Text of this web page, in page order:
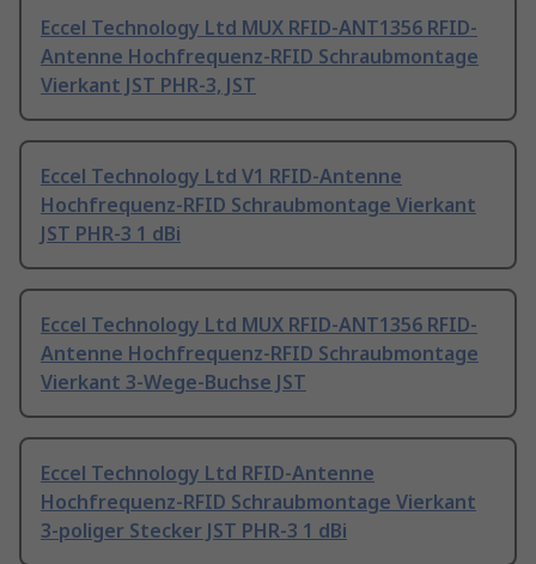
Eccel Technology Ltd MUX RFID-ANT1356 RFID-
Antenne Hochfrequenz-RFID Schraubmontage
Vierkant JST PHR-3, JST
Eccel Technology Ltd V1 RFID-Antenne
Hochfrequenz-RFID Schraubmontage Vierkant
JST PHR-3 1 dBi
Eccel Technology Ltd MUX RFID-ANT1356 RFID-
Antenne Hochfrequenz-RFID Schraubmontage
Vierkant 3-Wege-Buchse JST
Eccel Technology Ltd RFID-Antenne
Hochfrequenz-RFID Schraubmontage Vierkant
3-poliger Stecker JST PHR-3 1 dBi